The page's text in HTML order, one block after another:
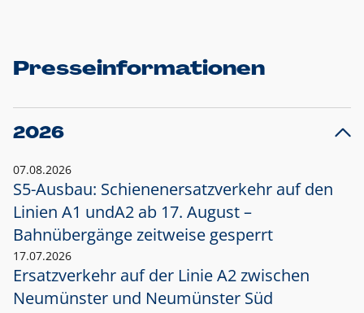
Presseinformationen
2026
07.08.2026
S5-Ausbau: Schienenersatzverkehr auf den
Linien A1 undA2 ab 17. August –
Bahnübergänge zeitweise gesperrt
17.07.2026
Ersatzverkehr auf der Linie A2 zwischen
Neumünster und Neumünster Süd